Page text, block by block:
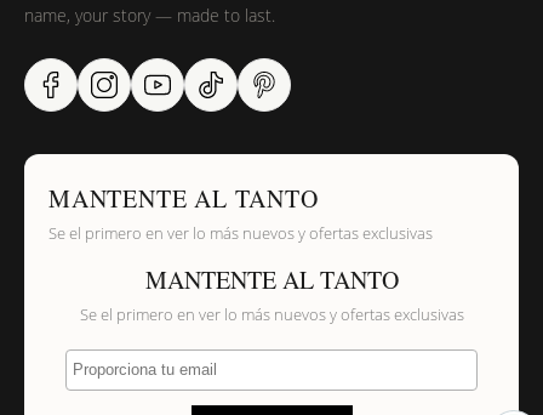
name, your story — made to last.
MANTENTE AL TANTO
Se el primero en ver lo más nuevos y ofertas exclusivas
MANTENTE AL TANTO
Se el primero en ver lo más nuevos y ofertas exclusivas
Proporciona tu email